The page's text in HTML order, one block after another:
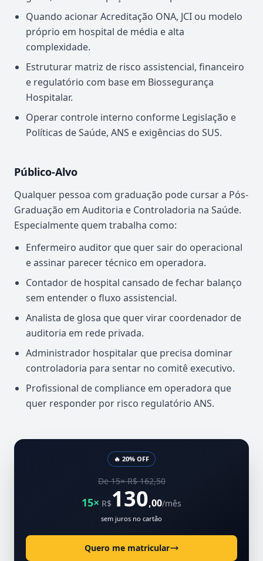
Quando acionar Acreditação ONA, JCI ou modelo
próprio em hospital de média e alta
complexidade.
Estruturar matriz de risco assistencial, financeiro
e regulatório com base em Biossegurança
Hospitalar.
Operar controle interno conforme Legislação e
Políticas de Saúde, ANS e exigências do SUS.
Público-Alvo
Qualquer pessoa com graduação pode cursar a Pós-
Graduação em Auditoria e Controladoria na Saúde.
Especialmente quem trabalha como:
Enfermeiro auditor que quer sair do operacional
e assinar parecer técnico em operadora.
Contador de hospital cansado de fechar balanço
sem entender o fluxo assistencial.
Analista de glosa que quer virar coordenador de
auditoria em rede privada.
Administrador hospitalar que precisa dominar
controladoria para sentar no comitê executivo.
Profissional de compliance em operadora que
quer responder por risco regulatório ANS.
🔥 20% OFF
De 15× R$ 162,50
15× R$130,00/mês
sem juros no cartão
Quero me matricular